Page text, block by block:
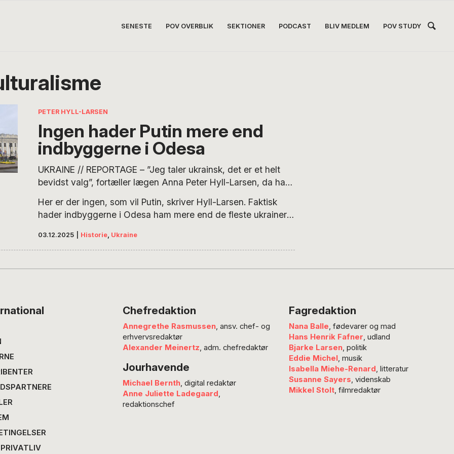
SENESTE POV OVERBLIK SEKTIONER PODCAST BLIV MEDLEM POV STUDY
PETER HYLL-LARSEN
Ingen hader Putin mere end
indbyggerne i Odesa
UKRAINE // REPORTAGE – ”Jeg taler ukrainsk, det er et helt
bevidst valg”, fortæller lægen Anna Peter Hyll-Larsen, da han
russisksproget. “Vi bliver nødt til at ukrainisere folk, sprogligt…
Vi ikke er et folk, og alle skal have deres dialekter. Men hvis vi
skal udtrykke det kollektive traume, som denne krig påfører
Her er der ingen, som vil Putin, skriver Hyll-Larsen. Faktisk
hader indbyggerne i Odesa ham mere end de fleste ukrainere,
til en paria, til mulige suspekte indre fjender og femtekolonner.
03.12.2025 Historie, Ukraine
Chefredaktion
Annegrethe Rasmussen, ansv. chef- og
erhvervsredaktør
Alexander Meinertz, adm. chefredaktør
Jourhavende
Michael Bernth, digital redaktør
Anne Juliette Ladegaard,
redaktionschef
Fagredaktion
Nana Balle, fødevarer og mad
Hans Henrik Fafner, udland
Bjarke Larsen, politik
Eddie Michel, musik
Isabella Miehe-Renard, litteratur
Susanne Sayers, videnskab
Mikkel Stolt, filmredaktør